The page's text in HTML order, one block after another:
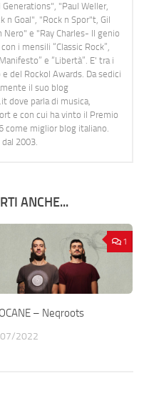
"Paul Weller,
n Goal", "Rock n Spor"t, Gil
e "Ray Charles- Il genio
i mensili “Classic Rock”,
e “Libertà”. E' tra i
del Rockol Awards. Da sedici
il suo blog
dove parla di musica,
e con cui ha vinto il Premio
come miglior blog italiano.
dal 2003.
ANCHE...
1
– Neqroots
2022